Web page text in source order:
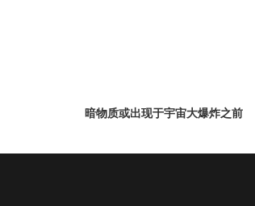
暗物质或出现于宇宙大爆炸之前